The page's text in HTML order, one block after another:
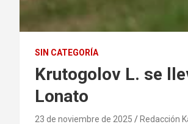
SIN CATEGORÍA
Krutogolov L. se
Lonato
23 de noviembre de 2025 Redacción